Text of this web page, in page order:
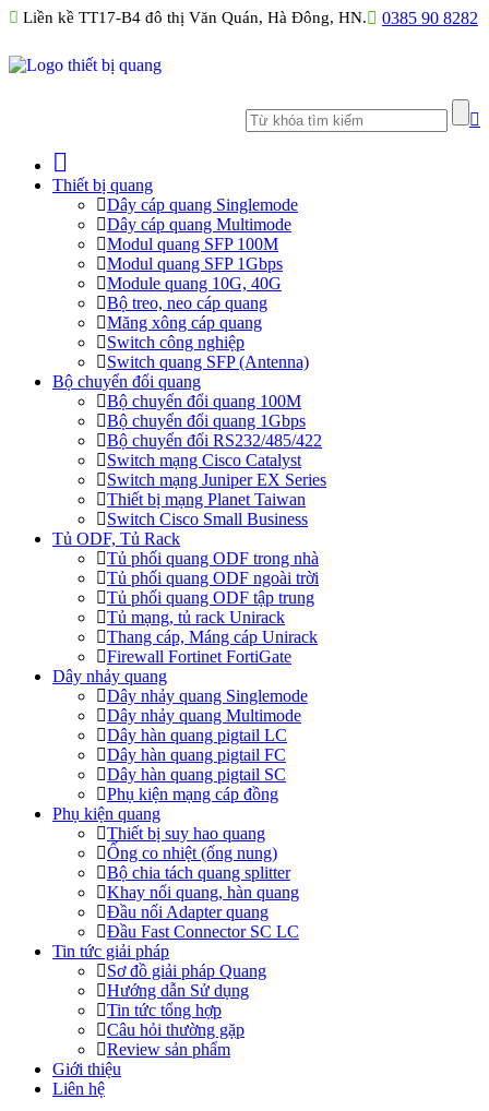
Liền kề TT17-B4 đô thị Văn Quán, Hà Đông, HN. 0385 90 8282
Thiết bị quang
Dây cáp quang Singlemode
Dây cáp quang Multimode
Modul quang SFP 100M
Modul quang SFP 1Gbps
Module quang 10G, 40G
Bộ treo, neo cáp quang
Măng xông cáp quang
Switch công nghiệp
Switch quang SFP (Antenna)
Bộ chuyển đổi quang
Bộ chuyển đổi quang 100M
Bộ chuyển đổi quang 1Gbps
Bộ chuyển đối RS232/485/422
Switch mạng Cisco Catalyst
Switch mạng Juniper EX Series
Thiết bị mạng Planet Taiwan
Switch Cisco Small Business
Tủ ODF, Tủ Rack
Tủ phối quang ODF trong nhà
Tủ phối quang ODF ngoài trời
Tủ phối quang ODF tập trung
Tủ mạng, tủ rack Unirack
Thang cáp, Máng cáp Unirack
Firewall Fortinet FortiGate
Dây nhảy quang
Dây nhảy quang Singlemode
Dây nhảy quang Multimode
Dây hàn quang pigtail LC
Dây hàn quang pigtail FC
Dây hàn quang pigtail SC
Phụ kiện mạng cáp đồng
Phụ kiện quang
Thiết bị suy hao quang
Ống co nhiệt (ống nung)
Bộ chia tách quang splitter
Khay nối quang, hàn quang
Đầu nối Adapter quang
Đầu Fast Connector SC LC
Tin tức giải pháp
Sơ đồ giải pháp Quang
Hướng dẫn Sử dụng
Tin tức tổng hợp
Câu hỏi thường gặp
Review sản phẩm
Giới thiệu
Liên hệ